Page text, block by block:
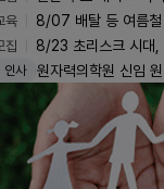
육
8/07 배탈 등 여름철
집
8/23 초리스크 시대,
인사 원자력의학원 신임